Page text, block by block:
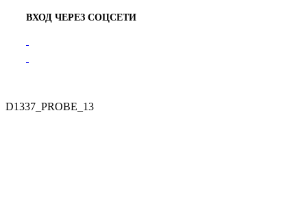
ВХОД ЧЕРЕЗ СОЦСЕТИ